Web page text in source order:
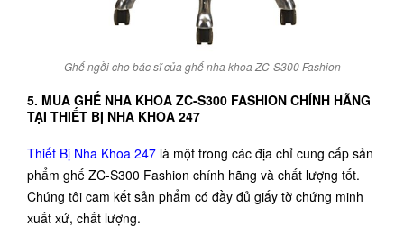
Ghế ngồi cho bác sĩ của ghế nha khoa ZC-S300 Fashion
5. MUA GHẾ NHA KHOA ZC-S300 FASHION CHÍNH HÃNG
TẠI THIẾT BỊ NHA KHOA 247
Thiết Bị Nha Khoa 247 là một trong các địa chỉ cung cấp sản
phẩm ghế ZC-S300 Fashion chính hãng và chất lượng tốt.
Chúng tôi cam kết sản phẩm có đầy đủ giấy tờ chứng minh
xuất xứ, chất lượng.